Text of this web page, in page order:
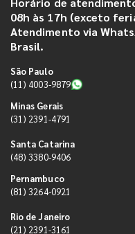
08h às 17h (exceto
Atendimento via
Brasil.
São Paulo
(11) 4003-9879
Minas Gerais
(31) 2391-4791
Santa Catarina
(48) 3380-9406
Pernambuco
(81) 3264-0921
Rio de Janeiro
(21) 2391-3161